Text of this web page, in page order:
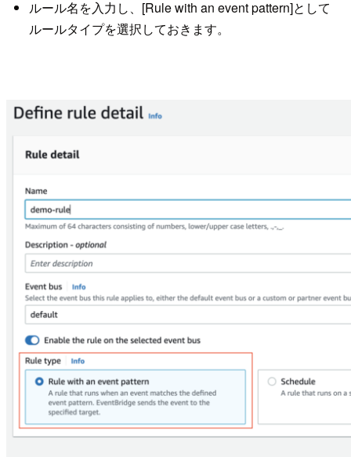
ルール名を入力し、[Rule with an event pattern]として
ルールタイプを選択しておきます。